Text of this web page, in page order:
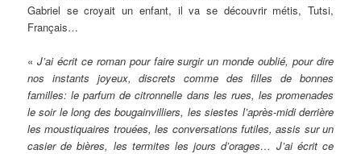
Gabriel se croyait un enfant, il va se découvrir métis, Tutsi,
Français…
« J’ai écrit ce roman pour faire surgir un monde oublié, pour dire
nos instants joyeux, discrets comme des filles de bonnes
familles: le parfum de citronnelle dans les rues, les promenades
le soir le long des bougainvilliers, les siestes l’après-midi derrière
les moustiquaires trouées, les conversations futiles, assis sur un
casier de bières, les termites les jours d’orages… J’ai écrit ce